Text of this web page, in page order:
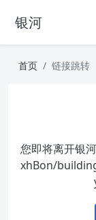
银河
首页 链接跳转
您即将离开银
xhBon/